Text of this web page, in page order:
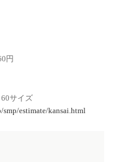
円
サイズ
estimate/kansai.html